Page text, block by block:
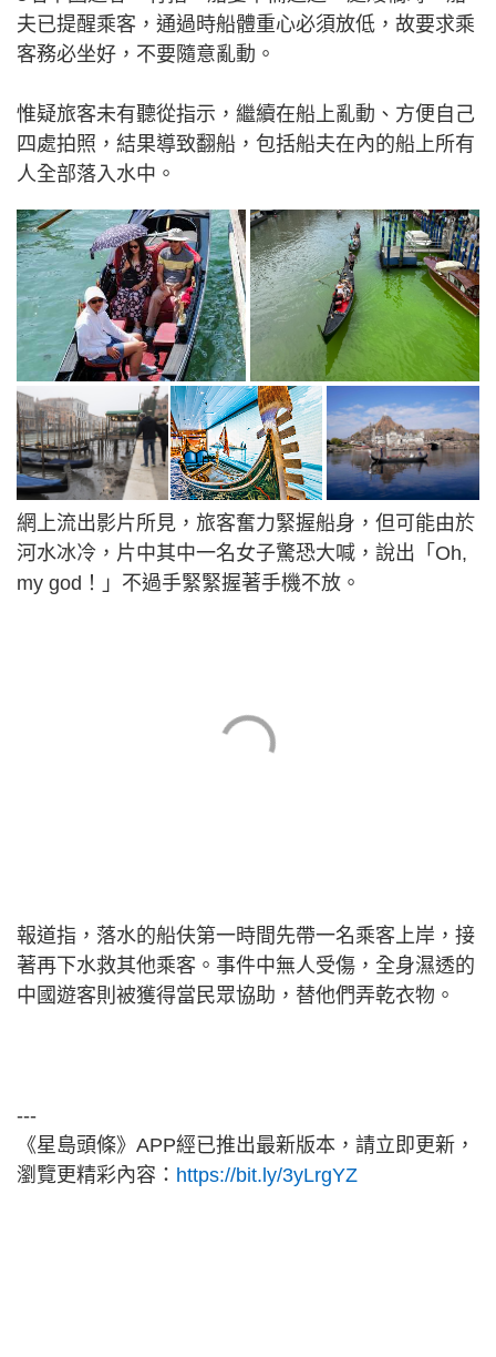
夫已提醒乘客，通過時船體重心必須放低，故要求乘
客務必坐好，不要隨意亂動。
惟疑旅客未有聽從指示，繼續在船上亂動、方便自己
四處拍照，結果導致翻船，包括船夫在內的船上所有
人全部落入水中。
網上流出影片所見，旅客奮力緊握船身，但可能由於
河水冰冷，片中其中一名女子驚恐大喊，說出「Oh,
my god！」不過手緊緊握著手機不放。
報道指，落水的船伕第一時間先帶一名乘客上岸，接
著再下水救其他乘客。事件中無人受傷，全身濕透的
中國遊客則被獲得當民眾協助，替他們弄乾衣物。
---
《星島頭條》APP經已推出最新版本，請立即更新，
瀏覽更精彩內容： https://bit.ly/3yLrgYZ